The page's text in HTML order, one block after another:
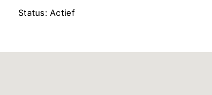
Status: Actief